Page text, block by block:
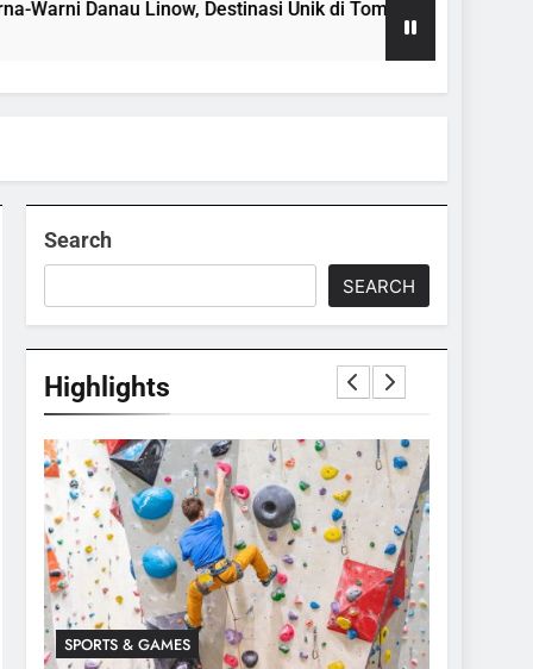
Linow, Destinasi Unik di Tomohon yang Wajib Dikunjungi
Search
SEARCH
Highlights
SPORTS & GAMES